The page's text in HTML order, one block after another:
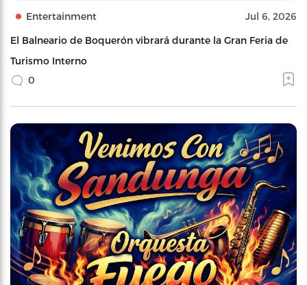
Entertainment Jul 6, 2026
El Balneario de Boquerón vibrará durante la Gran Feria de
Turismo Interno
0